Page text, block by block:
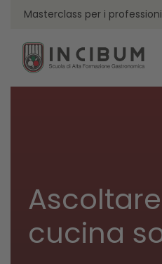
Masterclass per i
cucina